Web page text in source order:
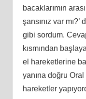
bacaklarımın
şansınız var
gibi sordum.
kısmından
el hareketlerine
yanına doğru Oral
hareketler